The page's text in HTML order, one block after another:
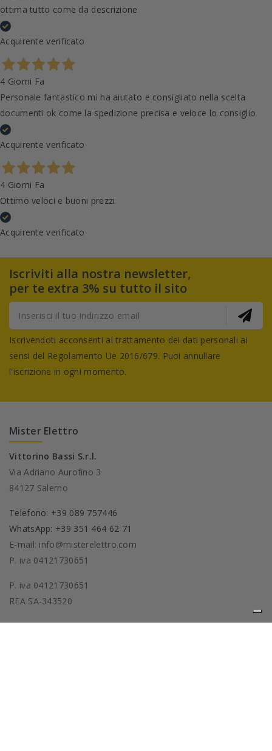
ottima tutto come da descrizione
Acquirente verificato
4 Giorni Fa
Personale fantastico mi ha aiutato e consigliato nella scelta
documenti ok come la spedizione precisa e veloce lo consiglio
Acquirente verificato
4 Giorni Fa
Ottimo veloci e buoni prezzi
Acquirente verificato
Iscriviti alla nostra newsletter,
per te extra 3% su tutto il sito
Iscrivendoti acconsenti al trattamento dei dati personali ai
sensi del Regolamento Ue 2016/679. Puoi annullare
l'iscrizione in ogni momento.
Mister Elettro
Vittorino Bassi S.r.l.
Via Adriano Aurofino 3
84127 Salerno
Telefono: +39 089 757446
WhatsApp: +39 351 464 62 71
E-mail: info@misterelettro.com
P. iva 04121730651
P. iva 04121730651
REA SA-343520